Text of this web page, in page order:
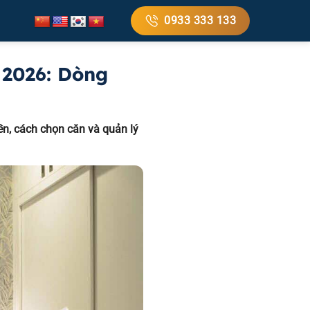
0933 333 133
Dòng
cách chọn căn và quản lý